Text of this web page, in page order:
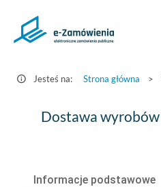
Postępowania
Zamówienia.gov.pl
Jesteś na: Strona główna >
Dostawa
Dostawa
Informacje podstawowe